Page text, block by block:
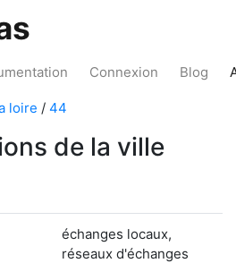
Connexion Blog
loire / 44
de la ville
échanges locaux,
réseaux d'échanges